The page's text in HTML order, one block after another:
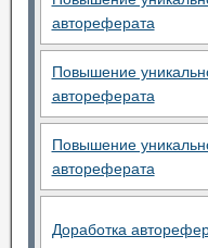
автореферата
Повышение
автореферата
Повышение
автореферата
Доработка